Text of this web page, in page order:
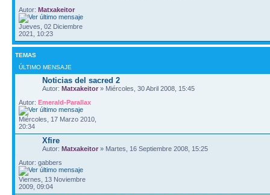
Autor: Matxakeitor
Jueves, 02 Diciembre
2021, 10:23
TEMAS
ÚLTIMO MENSAJE
Noticias del sacred 2
Autor: Matxakeitor » Miércoles, 30 Abril 2008, 15:45
Autor: Emerald-Parallax
Miércoles, 17 Marzo 2010,
20:34
Xfire
Autor: Matxakeitor » Martes, 16 Septiembre 2008, 15:25
Autor: gabbers
Viernes, 13 Noviembre
2009, 09:04